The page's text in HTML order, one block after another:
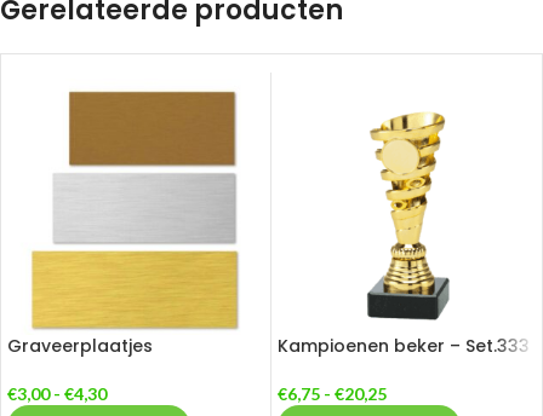
Gerelateerde producten
Graveerplaatjes
€3,00 - €4,30
Kampioenen beker – Set.333
€6,75 - €20,25